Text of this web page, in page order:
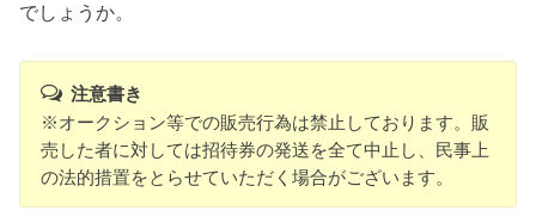
でしょうか。
注意書き
※オークション等での販売行為は禁止しております。販
売した者に対しては招待券の発送を全て中止し、民事上
の法的措置をとらせていただく場合がございます。